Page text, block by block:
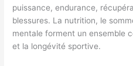
puissance, endurance,
blessures. La nutrition, le
mentale forment un ensemble
et la longévité sportive.